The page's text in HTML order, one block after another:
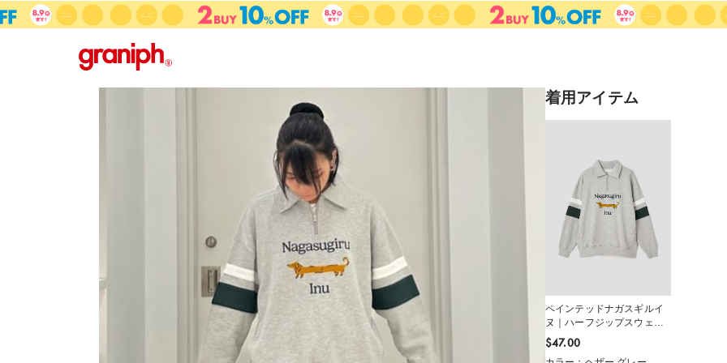
着用アイテム
ペインテッドナガスギルイ
ヌ｜ハーフジップスウェッ
ト
$‌47.00